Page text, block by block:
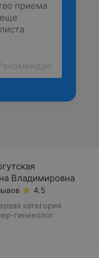
Владимировна
4.5
категория
гинеколог